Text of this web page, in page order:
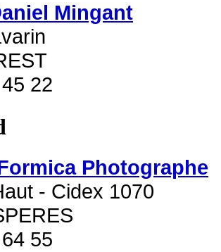
Mingant
22
Photographe
- Cidex 1070
55